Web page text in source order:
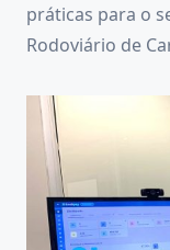
práticas para o
Rodoviário de